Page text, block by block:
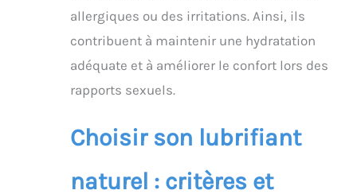
allergiques ou des irritations. Ainsi, ils
contribuent à maintenir une hydratation
adéquate et à améliorer le confort lors des
rapports sexuels.
Choisir son lubrifiant
naturel : critères et